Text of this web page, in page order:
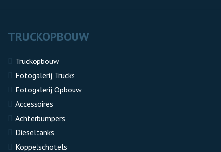
TRUCKOPBOUW
Truckopbouw
Fotogalerij Trucks
Fotogalerij Opbouw
Accessoires
Achterbumpers
Dieseltanks
Koppelschotels